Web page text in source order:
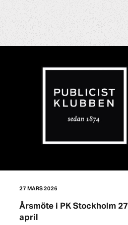
27 MARS 2026
Årsmöte i PK Stockholm 27
april